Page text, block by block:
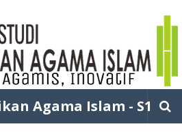
Agama Islam - S1